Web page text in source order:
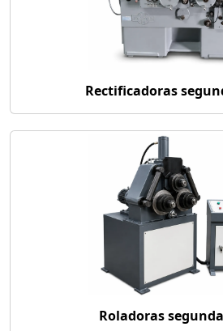
Rectificadoras
Roladoras